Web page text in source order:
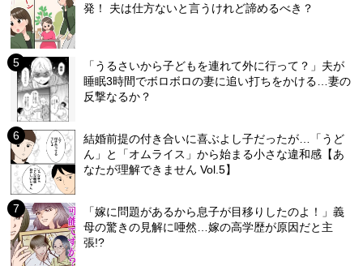
発！ 夫は仕方ないと言うけれど諦めるべき？
「うるさいから子どもを連れて外に行って？」夫が
睡眠3時間でボロボロの妻に追い打ちをかける…妻の
反撃なるか？
結婚前提の付き合いに喜ぶよし子だったが…「うど
ん」と「オムライス」から始まる小さな違和感【あ
なたが理解できません Vol.5】
「嫁に問題があるから息子が目移りしたのよ！」義
母の驚きの見解に唖然…嫁の高学歴が原因だと主
張!?